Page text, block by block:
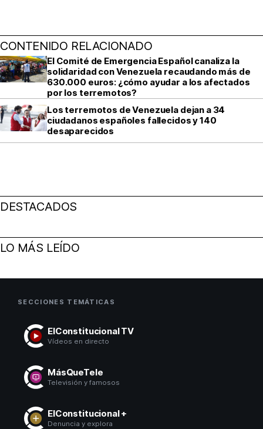
CONTENIDO RELACIONADO
El Comité de Emergencia Español canaliza la
solidaridad con Venezuela recaudando más de
630.000 euros: ¿cómo ayudar a los afectados
por los terremotos?
Los terremotos de Venezuela dejan a 34
ciudadanos españoles fallecidos y 140
desaparecidos
DESTACADOS
LO MÁS LEÍDO
SECCIONES TEMÁTICAS
ElConstitucional TV
Vídeos en directo
MásQueTele
Televisión y famosos
ElConstitucional +
Denuncia y explora